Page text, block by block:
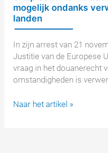
mogelijk ondanks
landen
In zijn arrest van 21
Justitie van de Europese
vraag in het douanerecht
omstandigheden is
Uitspraak
Naar het artikel »